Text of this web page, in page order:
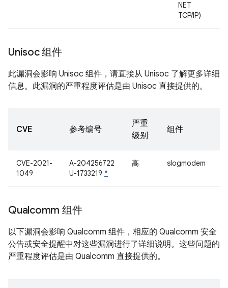
NET
TCP/IP)
Unisoc 组件
此漏洞会影响 Unisoc 组件，请直接从 Unisoc 了解更多详细
信息。此漏洞的严重程度评估是由 Unisoc 直接提供的。
CVE 参考编号
严重
级别
组件
CVE-2021-
1049
A-204256722
U-1733219 *
高 slogmodem
Qualcomm 组件
以下漏洞会影响 Qualcomm 组件，相应的 Qualcomm 安全
公告或安全提醒中对这些漏洞进行了详细说明。这些问题的
严重程度评估是由 Qualcomm 直接提供的。